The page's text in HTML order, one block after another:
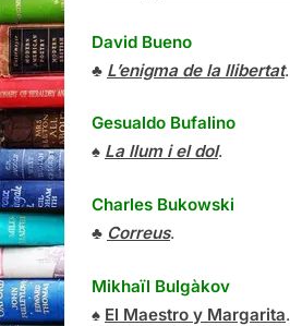
David Bueno
♣ L’enigma de la llibertat.
Gesualdo Bufalino
♠ La llum i el dol.
Charles Bukowski
♣ Correus.
Mikhaïl Bulgàkov
♠ El Maestro y Margarita.